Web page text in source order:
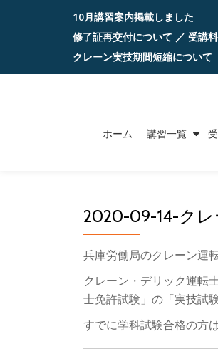
テ
10月講習案内掲載しました
修了証再交付について ／ 受講
クレーン実技期間短縮について
ホーム 講習一覧
2020-09-14-クレ
兵庫労働局のクレーン運
クレーン・デリック運転
士免許試験」の「実技試
すでに学科試験合格の方